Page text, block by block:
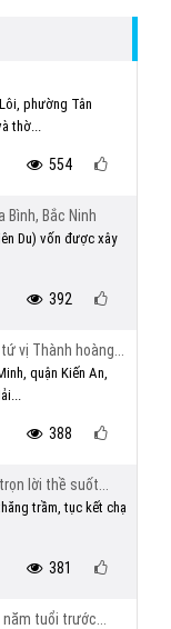
phường Tân
thờ...
554
Bình, Bắc Ninh
Du) vốn được xây
392
vị Thành hoàng...
quận Kiến An,
388
lời thề suốt...
trầm, tục kết chạ
381
tuổi trước...